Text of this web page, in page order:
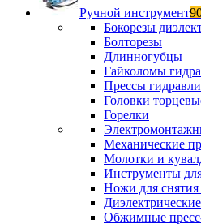
Ручной инструмент
Бокорезы
Болторезы
Длинногубцы
Гайколомы
Прессы
Головки
Горелки
Механические
Молотки и
Инструменты
Ножи для снятия
Обжимные